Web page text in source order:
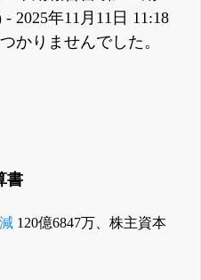
- 2025年11月11日 11:18
かりませんでした。
書
120億6847万、株主資本